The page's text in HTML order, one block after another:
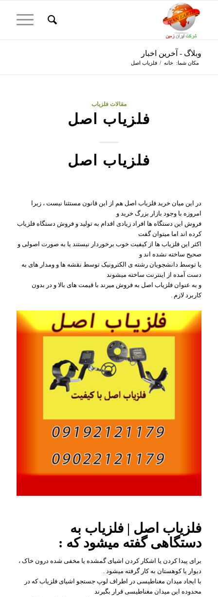
وبلاگ - آخرین اخبار
مکان شما: خانه / فلزیاب اصل
مقالات فلزیاب
فلزیاب اصل
فلزیاب اصل
در این میان خرید فلزیاب اصل هم از این قانون مستثنا نیست ، زیرا
امروزه با وجود بازار بزرگ خرید و
فروش این دستگاه ها افراد زیادی اقدام به تولید و فروش دستگاه فلزیاب
کرده اند اما میتوان گفت
اکثر این فلزیاب ها از کیفیت خوب برخوردار نیستند یا به صورت اصولی و
صحیح ساخته نشده اند و
یا توسط دانشجویان رشته ی الکترونیک توسط نقشه ها و ومدار های به
دست آمده از اینترنت ساخته میشوند
و به عنوان فلزیاب اصل به فروش میرند با قیمت های بالا و در بدون
کاربرد لازم .
فلزیاب اصل | فلزیاب به
دستگاهی گفته میشود که :
برای پیدا کردن یا اشکار کردن اشیای گمشده یا مخفی شده درون خاک ،
دیوار یا کوهستان به کار گرفته میشود .
با ایجاد میدان مغناطیسی در اطراف لوپ جستجو اشیای فلزیاب که در
محدوده این میدان مغناطیسی قرار بگیرند